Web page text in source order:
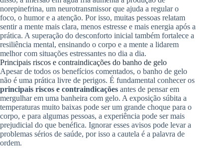
norepinefrina, um neurotransmissor que ajuda a regular o
foco, o humor e a atenção. Por isso, muitas pessoas relatam
sentir a mente mais clara, menos estresse e mais energia após a
prática. A superação do desconforto inicial também fortalece a
resiliência mental, ensinando o corpo e a mente a lidarem
melhor com situações estressantes no dia a dia.
Principais riscos e contraindicações do banho de gelo
Apesar de todos os benefícios comentados, o banho de gelo
não é uma prática livre de perigos. É fundamental conhecer os
principais riscos e contraindicações antes de pensar em
mergulhar em uma banheira com gelo. A exposição súbita a
temperaturas muito baixas pode ser um grande choque para o
corpo, e para algumas pessoas, a experiência pode ser mais
prejudicial do que benéfica. Ignorar esses avisos pode levar a
problemas sérios de saúde, por isso a cautela é a palavra de
ordem.